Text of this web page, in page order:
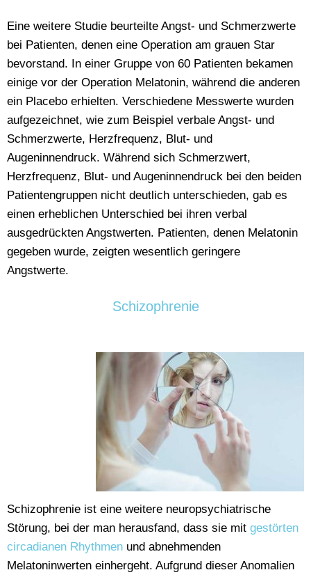
Eine weitere Studie beurteilte Angst- und Schmerzwerte
bei Patienten, denen eine Operation am grauen Star
bevorstand. In einer Gruppe von 60 Patienten bekamen
einige vor der Operation Melatonin, während die anderen
ein Placebo erhielten. Verschiedene Messwerte wurden
aufgezeichnet, wie zum Beispiel verbale Angst- und
Schmerzwerte, Herzfrequenz, Blut- und
Augeninnendruck. Während sich Schmerzwert,
Herzfrequenz, Blut- und Augeninnendruck bei den beiden
Patientengruppen nicht deutlich unterschieden, gab es
einen erheblichen Unterschied bei ihren verbal
ausgedrückten Angstwerten. Patienten, denen Melatonin
gegeben wurde, zeigten wesentlich geringere
Angstwerte.
Schizophrenie
Schizophrenie ist eine weitere neuropsychiatrische
Störung, bei der man herausfand, dass sie mit gestörten
circadianen Rhythmen und abnehmenden
Melatoninwerten einhergeht. Aufgrund dieser Anomalien